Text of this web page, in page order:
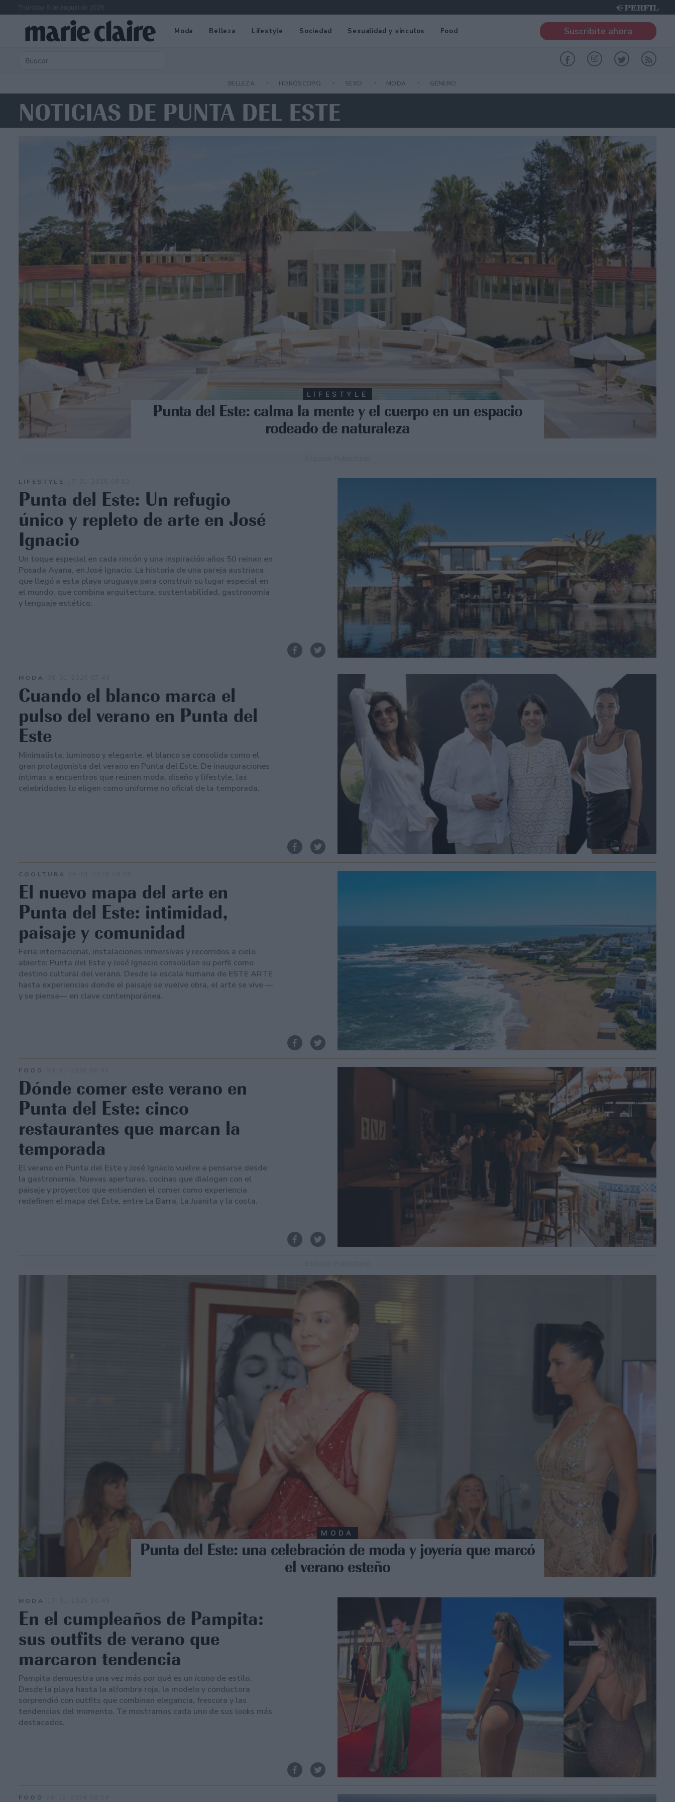
Thursday 6 de August de 2026
Moda Belleza Lifestyle Sociedad Sexualidad y vínculos Food Suscribite ahora
BELLEZA HORÓSCOPO SEXO MODA GÉNERO
NOTICIAS DE PUNTA DEL ESTE
LIFESTYLE
Punta del Este: calma la mente y el cuerpo en un espacio
rodeado de naturaleza
LIFESTYLE
Punta del Este: Un refugio
único y repleto de arte en José
Ignacio
Un toque especial en cada rincón y una inspiración años 50 reinan en
Posada Ayana, en José Ignacio. La historia de una pareja austríaca
que llegó a esta playa uruguaya para construir su lugar especial en
el mundo, que combina arquitectura, sustentabilidad, gastronomía
y lenguaje estético.
MODA
Cuando el blanco marca el
pulso del verano en Punta del
Este
Minimalista, luminoso y elegante, el blanco se consolida como el
gran protagonista del verano en Punta del Este. De inauguraciones
íntimas a encuentros que reúnen moda, diseño y lifestyle, las
celebridades lo eligen como uniforme no oficial de la temporada.
COOLTURA
El nuevo mapa del arte en
Punta del Este: intimidad,
paisaje y comunidad
Feria internacional, instalaciones inmersivas y recorridos a cielo
abierto: Punta del Este y José Ignacio consolidan su perfil como
destino cultural del verano. Desde la escala humana de ESTE ARTE
hasta experiencias donde el paisaje se vuelve obra, el arte se vive —
y se piensa— en clave contemporánea.
FOOD
Dónde comer este verano en
Punta del Este: cinco
restaurantes que marcan la
temporada
El verano en Punta del Este y José Ignacio vuelve a pensarse desde
la gastronomía. Nuevas aperturas, cocinas que dialogan con el
paisaje y proyectos que entienden el comer como experiencia
redefinen el mapa del Este, entre La Barra, La Juanita y la costa.
MODA
Punta del Este: una celebración de moda y joyería que marcó
el verano esteño
MODA
En el cumpleaños de Pampita:
sus outfits de verano que
marcaron tendencia
Pampita demuestra una vez más por qué es un ícono de estilo.
Desde la playa hasta la alfombra roja, la modelo y conductora
sorprendió con outfits que combinan elegancia, frescura y las
tendencias del momento. Te mostramos cada uno de sus looks más
destacados.
FOOD